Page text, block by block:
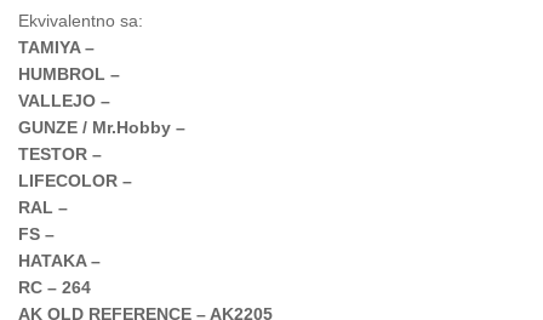
Ekvivalentno sa:
TAMIYA –
HUMBROL –
VALLEJO –
GUNZE / Mr.Hobby –
TESTOR –
LIFECOLOR –
RAL –
FS –
HATAKA –
RC – 264
AK OLD REFERENCE – AK2205